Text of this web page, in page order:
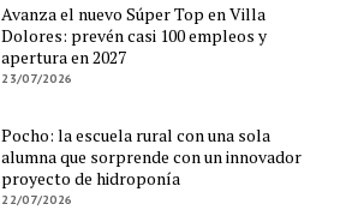
Avanza el nuevo Súper Top en Villa
Dolores: prevén casi 100 empleos y
apertura en 2027
23/07/2026
Pocho: la escuela rural con una sola
alumna que sorprende con un innovador
proyecto de hidroponía
22/07/2026